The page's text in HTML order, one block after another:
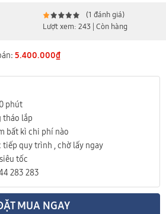
(1 đánh giá)
Lượt xem: 243 | Còn hàng
5.400.000₫
phút
tháo lắp
bất kì chi phí nào
tiếp quy trình , chờ lấy ngay
tốc
283 283
MUA NGAY